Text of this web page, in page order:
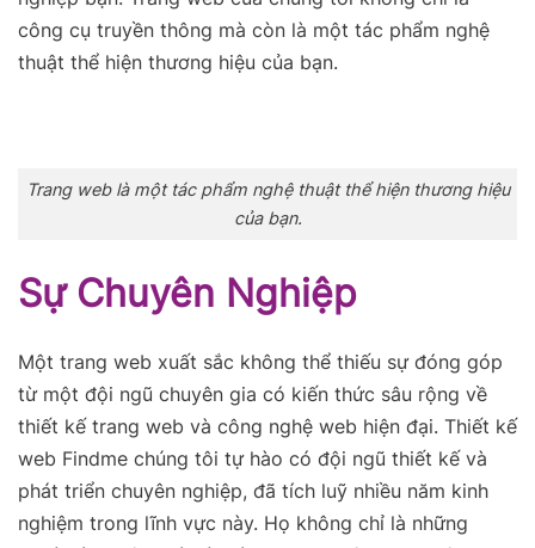
công cụ truyền thông mà còn là một tác phẩm nghệ
thuật thể hiện thương hiệu của bạn.
Trang web là một tác phẩm nghệ thuật thể hiện thương hiệu
của bạn.
Sự Chuyên Nghiệp
Một trang web xuất sắc không thể thiếu sự đóng góp
từ một đội ngũ chuyên gia có kiến thức sâu rộng về
thiết kế trang web và công nghệ web hiện đại. Thiết kế
web Findme chúng tôi tự hào có đội ngũ thiết kế và
phát triển chuyên nghiệp, đã tích luỹ nhiều năm kinh
nghiệm trong lĩnh vực này. Họ không chỉ là những